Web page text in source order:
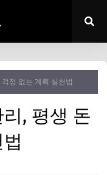
정 없는 계획 실천법
, 평생 돈